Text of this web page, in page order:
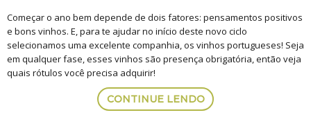
Começar o ano bem depende de dois fatores: pensamentos positivos
e bons vinhos. E, para te ajudar no início deste novo ciclo
selecionamos uma excelente companhia, os vinhos portugueses! Seja
em qualquer fase, esses vinhos são presença obrigatória, então veja
quais rótulos você precisa adquirir!
CONTINUE LENDO